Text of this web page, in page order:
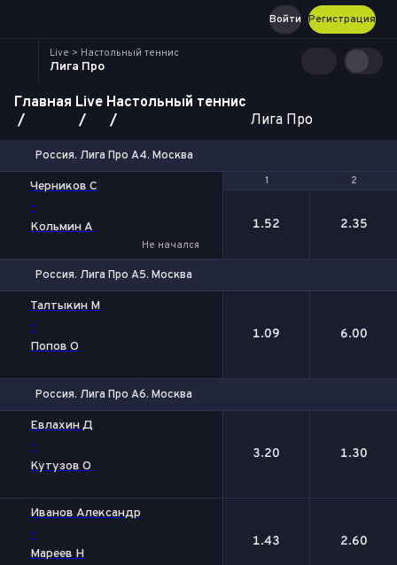
Регистрация
Войти
Live > Настольный теннис
Лига Про
Главная Live Настольный теннис
Лига Про
Россия. Лига Про А4. Москва
1 2
Черников С
-
Кольмин А
Не начался
1 2
1.52 2.35
Россия. Лига Про А5. Москва
Талтыкин М
-
Попов О
1.09 6.00
Россия. Лига Про А6. Москва
Евлахин Д
-
Кутузов О
3.20 1.30
Иванов Александр
-
Мареев Н
1.43 2.60